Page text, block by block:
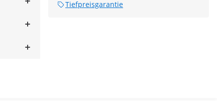
Tiefpreisgarantie